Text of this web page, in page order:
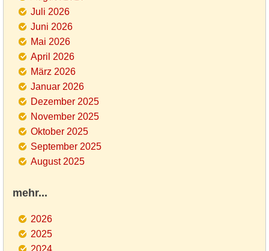
Juli 2026
Juni 2026
Mai 2026
April 2026
März 2026
Januar 2026
Dezember 2025
November 2025
Oktober 2025
September 2025
August 2025
mehr...
2026
2025